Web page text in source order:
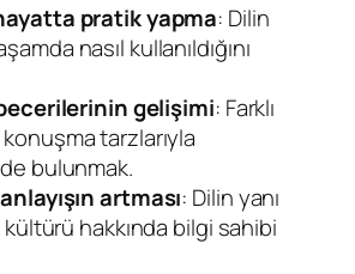
pratik yapma: Dilin
nasıl kullanıldığını
gelişimi: Farklı
tarzlarıyla
bulunmak.
artması: Dilin yanı
kültürü hakkında bilgi sahibi